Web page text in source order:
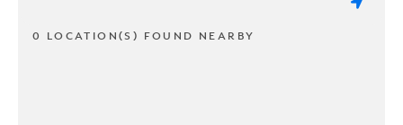
0 LOCATION(S) FOUND NEARBY